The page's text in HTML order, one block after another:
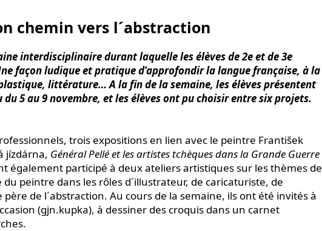
chemin vers l´abstraction
interdisciplinaire durant laquelle les élèves de 2e et de 3e
façon ludique et pratique d’approfondir la langue française, à la
littérature… A la fin de la semaine, les élèves présentent
5 au 9 novembre, et les élèves ont pu choisir entre six projets.
trois expositions en lien avec le peintre František
jízdárna, Général Pellé et les artistes tchèques dans la Grande Guerre
également participé à deux ateliers artistiques sur les thèmes de
peintre dans les rôles d´illustrateur, de caricaturiste, de
de l´abstraction. Au cours de la semaine, ils ont été invités à
(gjn.kupka), à dessiner des croquis dans un carnet